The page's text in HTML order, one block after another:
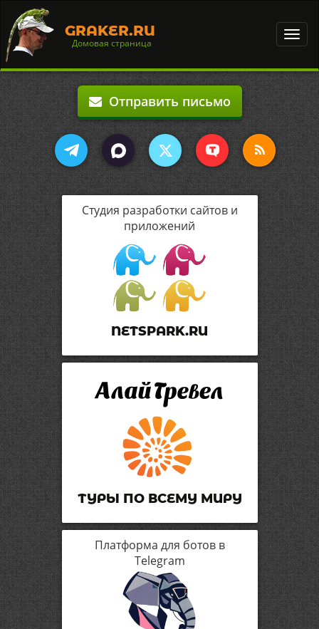
GRAKER.RU
Домовая страница
Отправить письмо
Студия разработки сайтов и
приложений
NETSPARK.RU
ТУРЫ ПО ВСЕМУ МИРУ
Платформа для ботов в
Telegram